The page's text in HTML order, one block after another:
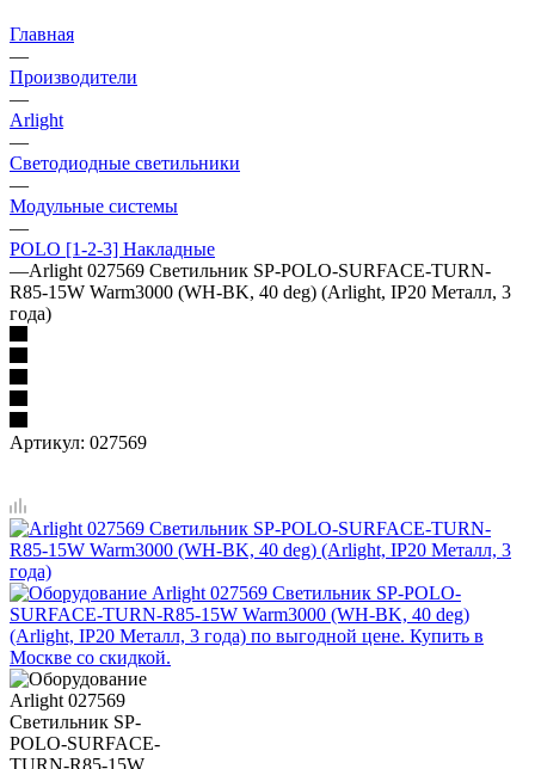
Главная
—
Производители
—
Arlight
—
Светодиодные светильники
—
Модульные системы
—
POLO [1-2-3] Накладные
—Arlight 027569 Светильник SP-POLO-SURFACE-TURN-
R85-15W Warm3000 (WH-BK, 40 deg) (Arlight, IP20 Металл, 3
года)
Артикул: 027569